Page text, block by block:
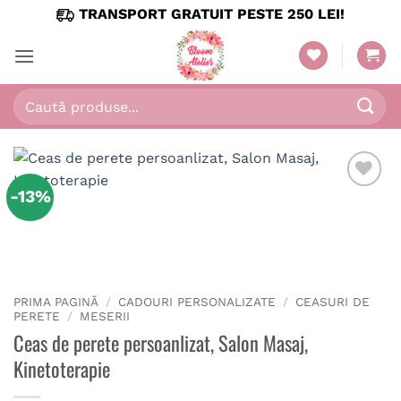
content
TRANSPORT GRATUIT PESTE 250 LEI!
Caută
după:
-13%
PRIMA PAGINĂ / CADOURI PERSONALIZATE / CEASURI DE
PERETE
/ MESERII
Ceas de perete persoanlizat, Salon Masaj,
Kinetoterapie